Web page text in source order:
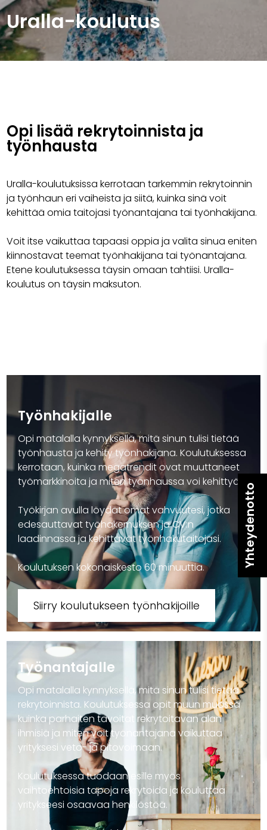
Uralla-koulutus
Opi lisää rekrytoinnista ja
työnhausta
Uralla-koulutuksissa kerrotaan tarkemmin rekrytoinnin
ja työnhaun eri vaiheista ja siitä, kuinka sinä voit
kehittää omia taitojasi työnantajana tai työnhakijana.
Voit itse vaikuttaa tapaasi oppia ja valita sinua eniten
kiinnostavat teemat työnhakijana tai työnantajana.
Etene koulutuksessa täysin omaan tahtiisi. Uralla-
koulutus on täysin maksuton.
Työnhakijalle
Opi matalalla kynnyksellä, mitä sinun tulisi tietää
työnhausta ja kehity työnhakijana. Koulutuksessa
kerrotaan, kuinka megatrendit ovat muuttaneet
työmarkkinoita ja miten työnhaussa voi kehittyä.
Työkirjan avulla löydät omat vahvuutesi, jotka
edesauttavat työhakemuksen ja CV:n
laadinnassa ja kehittävät työnhakutaitojasi.
Koulutuksen kokonaiskesto 60 minuuttia.
Siirry koulutukseen työnhakijoille
Työnantajalle
Opi matalalla kynnyksellä, mitä sinun tulisi tietää
rekrytoinnista. Koulutuksessa opit muun muassa
kuinka parhaiten tavoitat rekrytoitavan alan
ihmisiä ja miten voit työnantajana vaikuttaa
yrityksesi veto- ja pitovoimaan.
Koulutuksessa tuodaan esille myös
vaihtoehtoisia tapoja rekrytoida ja kouluttaa
yritykseesi osaavaa henkilöstöä.
Yhteydenotto